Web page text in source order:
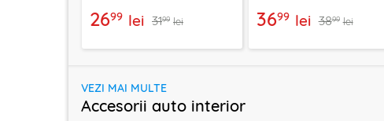
x 135mm
2699 lei 3199 lei
A02
3699 lei 3899 lei
VEZI MAI MULTE
Accesorii auto interior